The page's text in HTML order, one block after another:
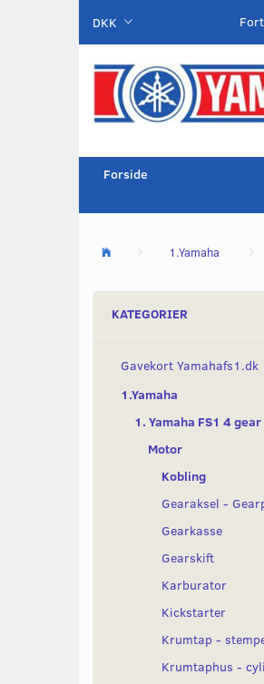
DKK
Forside
1.Yamaha
KATEGORIER
Gavekort Yamahafs1.dk
1.Yamaha
1. Yamaha FS1 4 gear
Motor
Kobling
Gearaksel -
Gearkasse
Gearskift
Karburator
Kickstarter
Krumtap -
Krumtaphus -